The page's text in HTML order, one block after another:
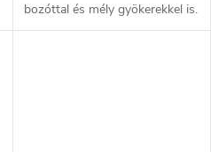
bozóttal és mély gyökerekkel is.
A masszív acél és agresszív